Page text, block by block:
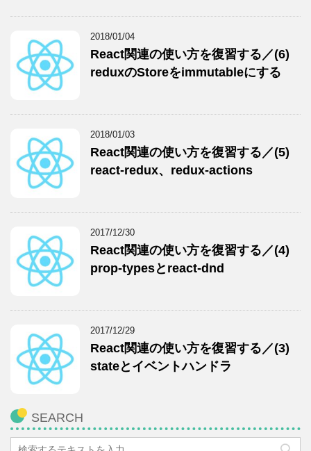
2018/01/04
React関連の使い方を復習する／(6)
reduxのStoreをimmutableにする
2018/01/03
React関連の使い方を復習する／(5)
react-redux、redux-actions
2017/12/30
React関連の使い方を復習する／(4)
prop-typesとreact-dnd
2017/12/29
React関連の使い方を復習する／(3)
stateとイベントハンドラ
SEARCH